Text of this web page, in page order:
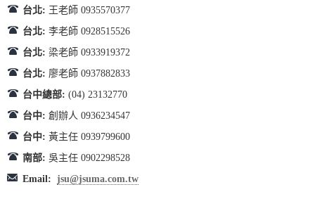
台北: 王老師 0935570377
台北: 李老師 0928515526
台北: 梁老師 0933919372
台北: 廖老師 0937882833
台中總部: (04) 23132770
台中: 創辦人 0936234547
台中: 黃主任 0939799600
南部: 吳主任 0902298528
Email: jsu@jsuma.com.tw